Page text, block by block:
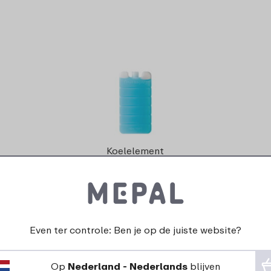
Koelelement
299
Bekijk Bestel
Even ter controle: Ben je op de juiste website?
Op Nederland - Nederlands blijven